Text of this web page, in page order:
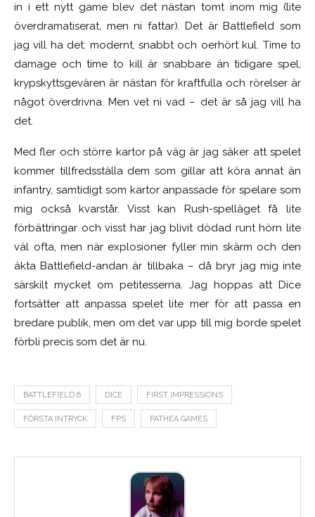
in i ett nytt game blev det nästan tomt inom mig (lite
överdramatiserat, men ni fattar). Det är Battlefield som
jag vill ha det: modernt, snabbt och oerhört kul. Time to
damage och time to kill är snabbare än tidigare spel,
krypskyttsgevären är nästan för kraftfulla och rörelser är
något överdrivna. Men vet ni vad – det är så jag vill ha
det.
Med fler och större kartor på väg är jag säker att spelet
kommer tillfredsställa dem som gillar att köra annat än
infantry, samtidigt som kartor anpassade för spelare som
mig också kvarstår. Visst kan Rush-spelläget få lite
förbättringar och visst har jag blivit dödad runt hörn lite
väl ofta, men när explosioner fyller min skärm och den
äkta Battlefield-andan är tillbaka – då bryr jag mig inte
särskilt mycket om petitesserna. Jag hoppas att Dice
fortsätter att anpassa spelet lite mer för att passa en
bredare publik, men om det var upp till mig borde spelet
förbli precis som det är nu.
BATTLEFIELD 6 DICE FIRST IMPRESSIONS
FÖRSTA INTRYCK FPS PATHEA GAMES